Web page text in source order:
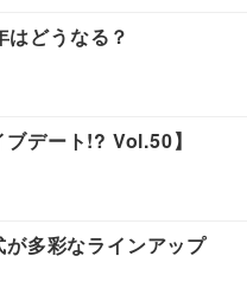
どうなる？
デート!? Vol.50】
が多彩なラインアップ